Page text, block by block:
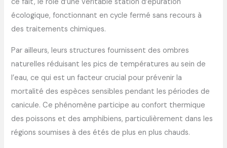
écologique, fonctionnant en cycle fermé sans recours à
des traitements chimiques.
Par ailleurs, leurs structures fournissent des ombres
naturelles réduisant les pics de températures au sein de
l’eau, ce qui est un facteur crucial pour prévenir la
mortalité des espèces sensibles pendant les périodes de
canicule. Ce phénomène participe au confort thermique
des poissons et des amphibiens, particulièrement dans les
régions soumises à des étés de plus en plus chauds.